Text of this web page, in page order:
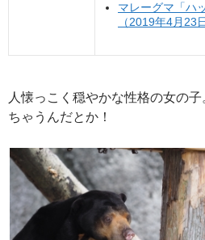
マレーグマ「ハ
（2019年4月23
人懐っこく穏やかな性格の女の
ちゃうんだとか！